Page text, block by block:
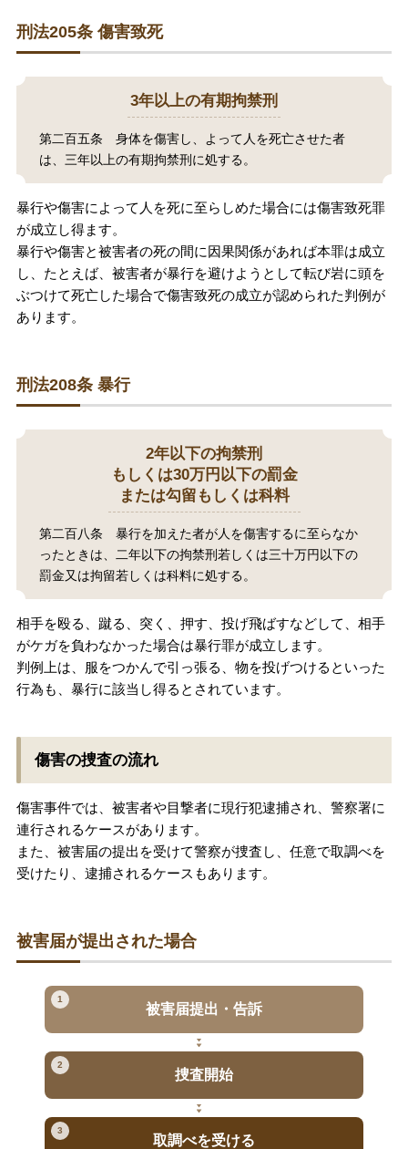
刑法205条 傷害致死
3年以上の有期拘禁刑
第二百五条 身体を傷害し、よって人を死亡させた者
は、三年以上の有期拘禁刑に処する。
暴行や傷害によって人を死に至らしめた場合には傷害致死罪
が成立し得ます。
暴行や傷害と被害者の死の間に因果関係があれば本罪は成立
し、たとえば、被害者が暴行を避けようとして転び岩に頭を
ぶつけて死亡した場合で傷害致死の成立が認められた判例が
あります。
刑法208条 暴行
2年以下の拘禁刑
もしくは30万円以下の罰金
または勾留もしくは科料
第二百八条 暴行を加えた者が人を傷害するに至らなか
ったときは、二年以下の拘禁刑若しくは三十万円以下の
罰金又は拘留若しくは科料に処する。
相手を殴る、蹴る、突く、押す、投げ飛ばすなどして、相手
がケガを負わなかった場合は暴行罪が成立します。
判例上は、服をつかんで引っ張る、物を投げつけるといった
行為も、暴行に該当し得るとされています。
傷害の捜査の流れ
傷害事件では、被害者や目撃者に現行犯逮捕され、警察署に
連行されるケースがあります。
また、被害届の提出を受けて警察が捜査し、任意で取調べを
受けたり、逮捕されるケースもあります。
被害届が提出された場合
1
被害届提出・告訴
2
捜査開始
3
取調べを受ける